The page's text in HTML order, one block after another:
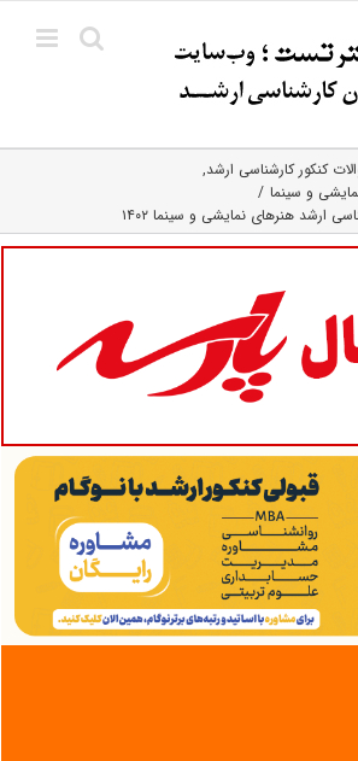
کنکور کارشناسی ارشد
و سینما
ارشد هنرهای نمایشی و سینما ۱۴۰۲